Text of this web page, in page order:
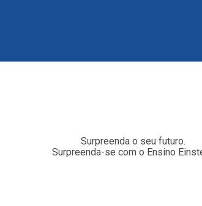
Surpreenda o seu futuro.
Surpreenda-se com o Ensino